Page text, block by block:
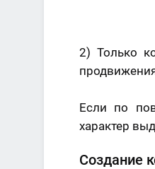
2) Только
Если по
характер
Создание